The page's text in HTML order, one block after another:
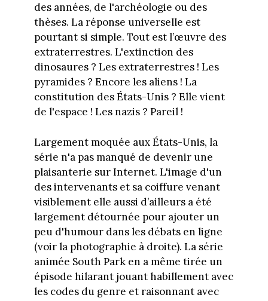
des années, de l'archéologie ou des
thèses. La réponse universelle est
pourtant si simple. Tout est l’œuvre des
extraterrestres. L'extinction des
dinosaures ? Les extraterrestres ! Les
pyramides ? Encore les aliens ! La
constitution des États-Unis ? Elle vient
de l'espace ! Les nazis ? Pareil !
Largement moquée aux États-Unis, la
série n'a pas manqué de devenir une
plaisanterie sur Internet. L'image d'un
des intervenants et sa coiffure venant
visiblement elle aussi d’ailleurs a été
largement détournée pour ajouter un
peu d'humour dans les débats en ligne
(voir la photographie à droite). La série
animée South Park en a même tirée un
épisode hilarant jouant habillement avec
les codes du genre et raisonnant avec